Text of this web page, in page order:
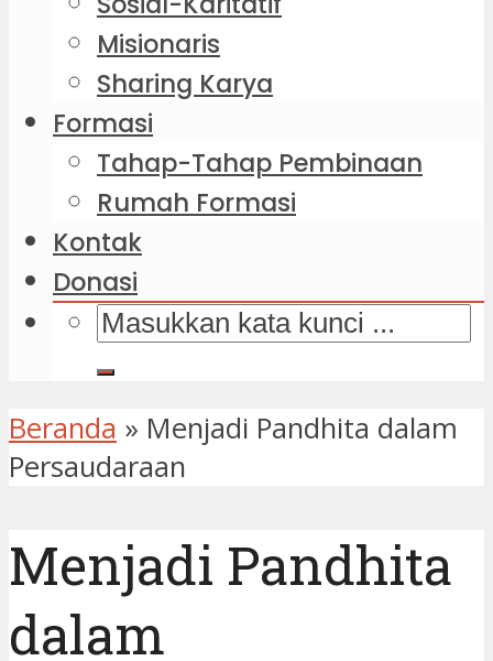
Misionaris
Sharing Karya
Formasi
Tahap-Tahap Pembinaan
Rumah Formasi
Kontak
Donasi
Beranda » Menjadi Pandhita dalam
Persaudaraan
Menjadi Pandhita
dalam